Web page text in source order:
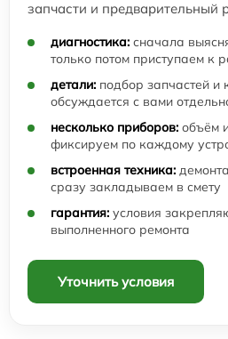
запчасти и предварительный
диагностика: сначала
только потом приступаем к
детали: подбор запчастей и
обсуждается с вами
несколько приборов: объём
фиксируем по каждому
встроенная техника:
сразу закладываем в смету
гарантия: условия
выполненного ремонта
Уточнить условия